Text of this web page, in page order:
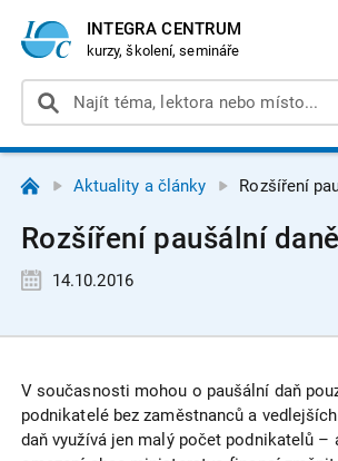
INTEGRA CENTRUM
kurzy, školení, semináře
Aktuality a články Rozšíření
Rozšíření paušální daně
14.10.2016
V současnosti mohou o paušální daň
podnikatelé bez zaměstnanců a
daň využívá jen malý počet podnikatelů –